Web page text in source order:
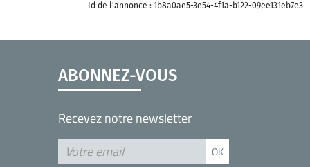
Id de l'annonce : 1b8a0ae5-3e54-4f1a-b122-09ee131eb7e3
ABONNEZ-VOUS
Recevez notre newsletter